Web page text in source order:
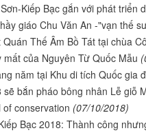
Kiếp Bạc gắn với phát triển
giáo Chu Văn An -"vạn thế
Thế Âm Bồ Tát tại chùa
của Nguyên Từ Quốc Mẫu
năm tại Khu di tích Quốc gia
bắn pháo bông nhân Lễ giỗ
conservation (07/10/2018)
Bạc 2018: Thành công